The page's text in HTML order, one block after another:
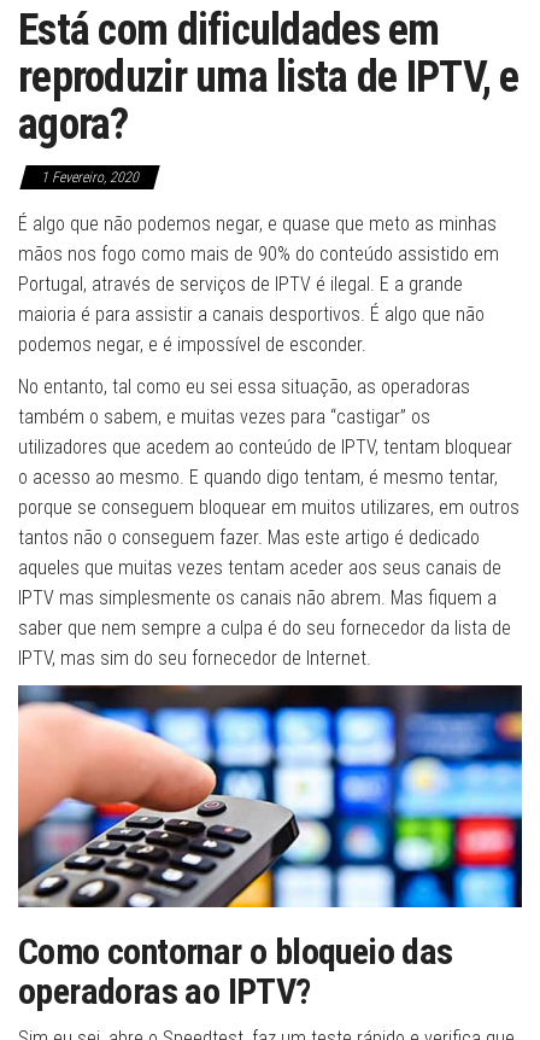
Está com dificuldades em
reproduzir uma lista de IPTV, e
agora?
1 Fevereiro, 2020
É algo que não podemos negar, e quase que meto as minhas
mãos nos fogo como mais de 90% do conteúdo assistido em
Portugal, através de serviços de IPTV é ilegal. E a grande
maioria é para assistir a canais desportivos. É algo que não
podemos negar, e é impossível de esconder.
No entanto, tal como eu sei essa situação, as operadoras
também o sabem, e muitas vezes para “castigar” os
utilizadores que acedem ao conteúdo de IPTV, tentam bloquear
o acesso ao mesmo. E quando digo tentam, é mesmo tentar,
porque se conseguem bloquear em muitos utilizares, em outros
tantos não o conseguem fazer. Mas este artigo é dedicado
aqueles que muitas vezes tentam aceder aos seus canais de
IPTV mas simplesmente os canais não abrem. Mas fiquem a
saber que nem sempre a culpa é do seu fornecedor da lista de
IPTV, mas sim do seu fornecedor de Internet.
Como contornar o bloqueio das
operadoras ao IPTV?